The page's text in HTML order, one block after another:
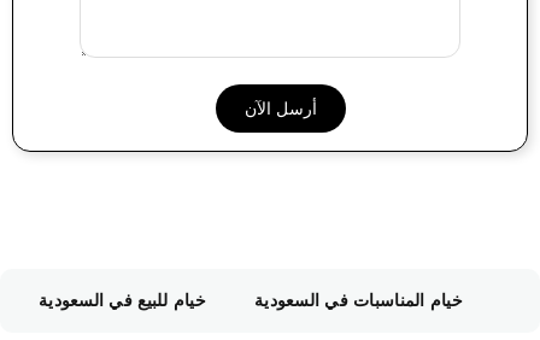
خيام المناسبات في السعودية خيام للبيع في السعودية